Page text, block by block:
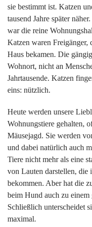
sie bestimmt ist. Katzen
tausend Jahre später
war die reine
Katzen waren Freigänger,
Haus bekamen. Die
Wohnort, nicht an
Jahrtausende. Katzen
eins: nützlich.
Heute werden unsere
Wohnungstiere gehalten,
Mäusejagd. Sie werden
und dabei natürlich auch
Tiere nicht mehr als eine
von Lauten darstellen, die
bekommen. Aber hat die
beim Hund auch zu
Schließlich unterscheidet
maximal.